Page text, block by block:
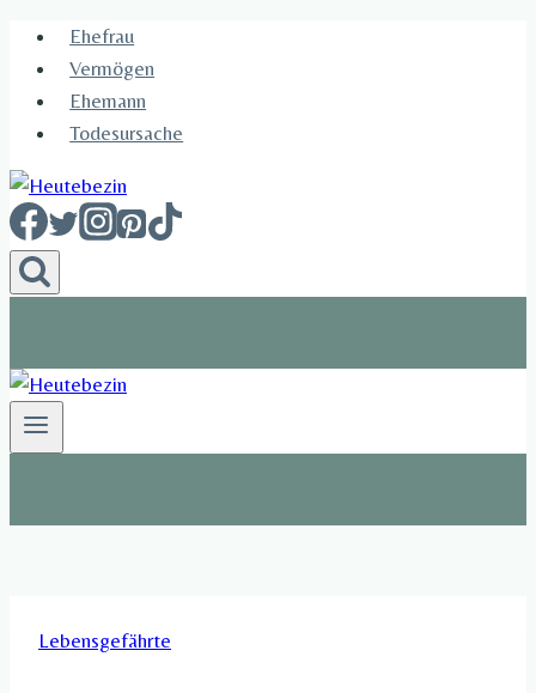
Skip
content
Ehefrau​
Vermögen
Ehemann
Todesursache
Lebensgefährte